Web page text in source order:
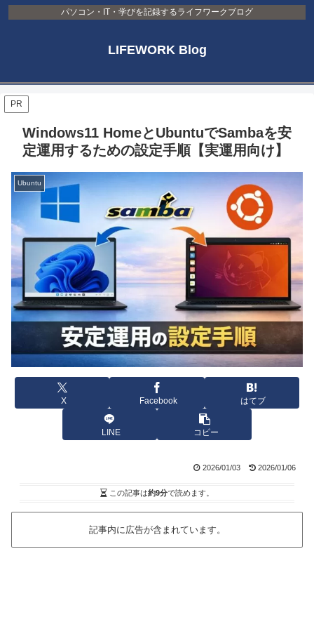
パソコン・IT・学びを記録するライフワークブログ
LIFEWORK Blog
PR
Windows11 HomeとUbuntuでSambaを安
定運用するための設定手順【実運用向け】
Ubuntu
X Facebook はてブ
LINE コピー
2026/01/03 2026/01/06
この記事は約9分で読めます。
記事内に広告が含まれています。